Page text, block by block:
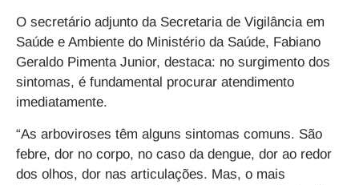
O secretário adjunto da Secretaria de Vigilância em
Saúde e Ambiente do Ministério da Saúde, Fabiano
Geraldo Pimenta Junior, destaca: no surgimento dos
sintomas, é fundamental procurar atendimento
imediatamente.
“As arboviroses têm alguns sintomas comuns. São
febre, dor no corpo, no caso da dengue, dor ao redor
dos olhos, dor nas articulações. Mas, o mais